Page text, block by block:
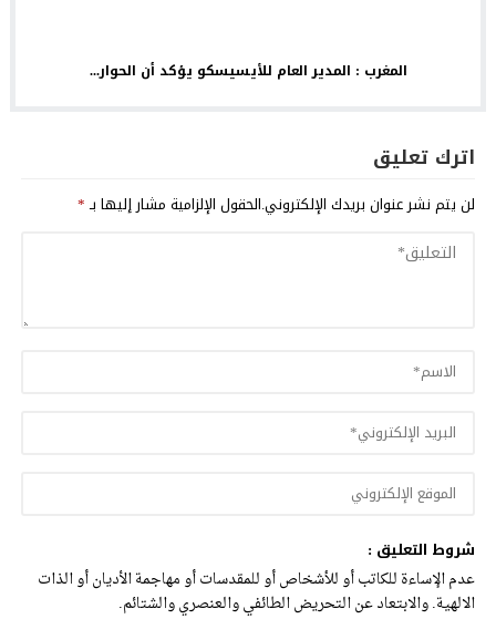
المغرب : المدير العام للأيسيسكو يؤكد أن الحوار...
اترك تعليق
لن يتم نشر عنوان بريدك الإلكتروني.الحقول الإلزامية مشار إليها بـ*
شروط التعليق :
عدم الإساءة للكاتب أو للأشخاص أو للمقدسات أو مهاجمة الأديان أو الذات
الالهية. والابتعاد عن التحريض الطائفي والعنصري والشتائم.